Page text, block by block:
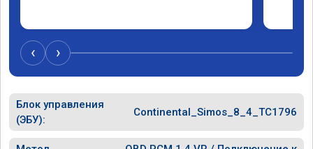
‹ ›
Блок управления
(ЭБУ):
Continental_Simos_8_4_TC1796